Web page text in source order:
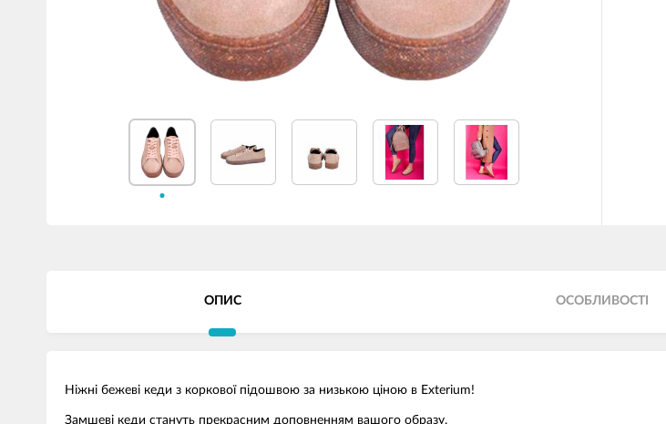
ОПИС ОСОБЛИВОСТІ
Ніжні бежеві кеди з коркової підошвою за низькою ціною в Exterium!
Замшеві кеди стануть прекрасним доповненням вашого образу.